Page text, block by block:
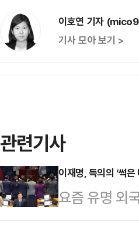
이호연 기자
기사 모아 보기 >
관련기사
이재명, 득의의 ‘썩
요즘 유명 외
항공 무안공